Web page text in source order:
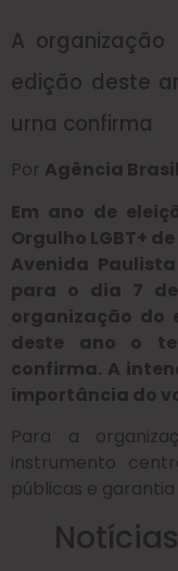
A
edição deste
urna confirma
Por Agência Brasil
Em ano de
Orgulho LGBT+
Avenida
para o dia 7
organização do
deste ano o
confirma. A
importância do
Para a
instrumento
públicas e